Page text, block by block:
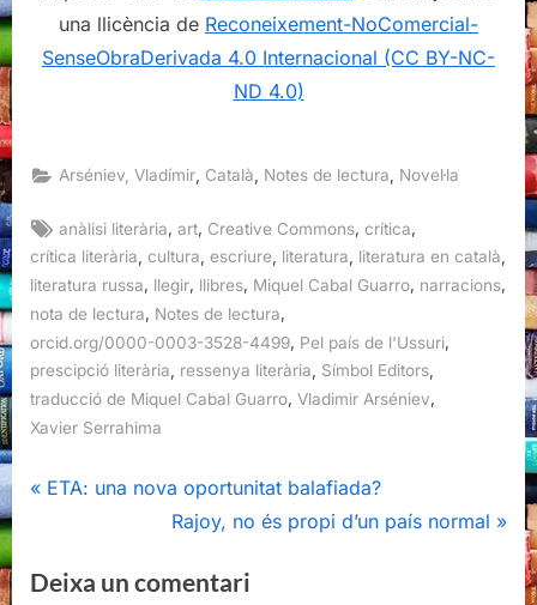
una llicència de Reconeixement-NoComercial-
SenseObraDerivada 4.0 Internacional (CC BY-NC-
ND 4.0)
Arséniev, Vladímir Català Notes de lectura Novel·la
Tags:
anàlisi literària ,art Creative Commons ,crítica
crítica literària cultura escriure literatura literatura en català
literatura russa, llegir, llibres, Miquel Cabal Guarro, narracions,
nota de lectura
Notes de lectura
orcid.org/0000-0003-3528-4499 Pel país de l'Ussuri
prescipció literària
ressenya literària Símbol Editors
traducció de Miquel Cabal Guarro, Vladimir Arséniev,
Xavier Serrahima
Navegació
P
v
ETA: una nova oportunitat balafiada?
N
x
Rajoy, no és propi d’un país normal
Deixa un comentari